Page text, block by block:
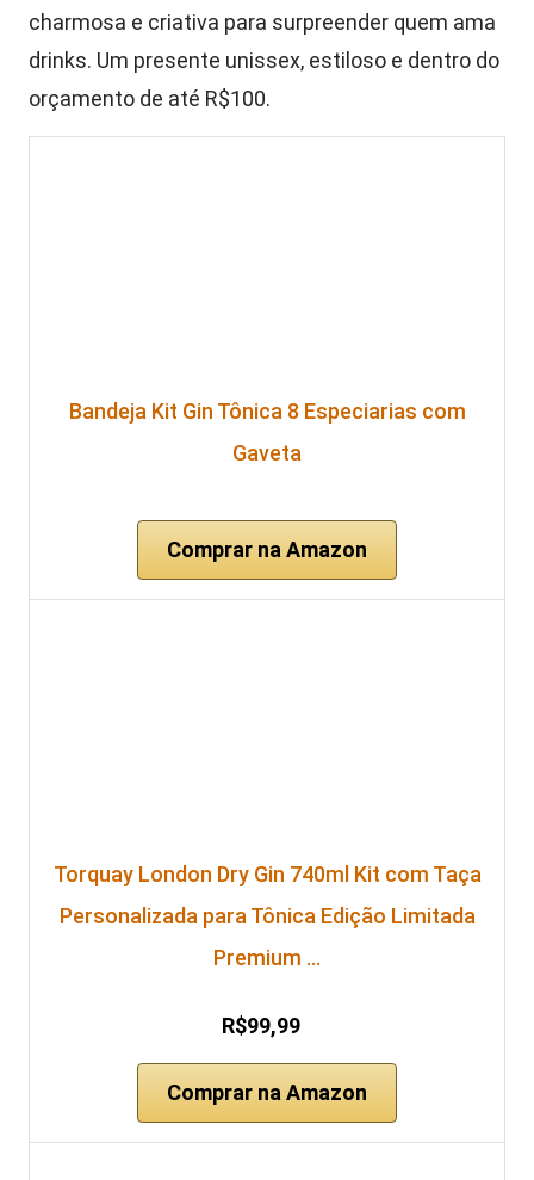
charmosa e criativa para surpreender quem ama
drinks. Um presente unissex, estiloso e dentro do
orçamento de até R$100.
Bandeja Kit Gin Tônica 8 Especiarias com
Gaveta
Comprar na Amazon
Torquay London Dry Gin 740ml Kit com Taça
Personalizada para Tônica Edição Limitada
Premium …
R$99,99
Comprar na Amazon